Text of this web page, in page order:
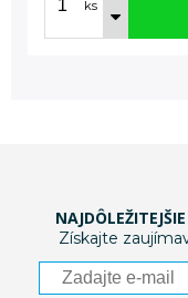
ks
Získajte